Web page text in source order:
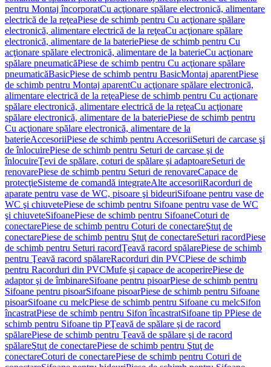
pentru Montaj încorporatCu acţionare spălare electronică, alimentare
electrică de la reţeaPiese de schimb pentru Cu acţionare spălare
electronică, alimentare electrică de la reţeaCu acţionare spălare
electronică, alimentare de la bateriePiese de schimb pentru Cu
acţionare spălare electronică, alimentare de la baterieCu acţionare
spălare pneumaticăPiese de schimb pentru Cu acţionare spălare
pneumaticăBasicPiese de schimb pentru BasicMontaj aparentPiese
de schimb pentru Montaj aparentCu acţionare spălare electronică,
alimentare electrică de la reţeaPiese de schimb pentru Cu acţionare
spălare electronică, alimentare electrică de la reţeaCu acţionare
spălare electronică, alimentare de la bateriePiese de schimb pentru
Cu acţionare spălare electronică, alimentare de la
baterieAccesoriiPiese de schimb pentru AccesoriiSeturi de carcase şi
de înlocuirePiese de schimb pentru Seturi de carcase şi de
înlocuireŢevi de spălare, coturi de spălare şi adaptoareSeturi de
renovarePiese de schimb pentru Seturi de renovareCapace de
protecţieSisteme de comandă integrateAlte accesoriiRacorduri de
aparate pentru vase de WC, pisoare şi bideuriSifoane pentru vase de
WC şi chiuvetePiese de schimb pentru Sifoane pentru vase de WC
şi chiuveteSifoanePiese de schimb pentru SifoaneCoturi de
conectarePiese de schimb pentru Coturi de conectareŞtuţ de
conectarePiese de schimb pentru Ştuţ de conectareSeturi racordPiese
de schimb pentru Seturi racordŢeavă racord spălarePiese de schimb
pentru Ţeavă racord spălareRacorduri din PVCPiese de schimb
pentru Racorduri din PVCMufe şi capace de acoperirePiese de
adaptor şi de îmbinareSifoane pentru pisoarPiese de schimb pentru
Sifoane pentru pisoarSifoane pisoarPiese de schimb pentru Sifoane
pisoarSifoane cu melcPiese de schimb pentru Sifoane cu melcSifon
încastratPiese de schimb pentru Sifon încastratSifoane tip PPiese de
schimb pentru Sifoane tip PŢeavă de spălare şi de racord
spălarePiese de schimb pentru Ţeavă de spălare şi de racord
spălareŞtuţ de conectarePiese de schimb pentru Ştuţ de
conectareCoturi de conectarePiese de schimb pentru Coturi de